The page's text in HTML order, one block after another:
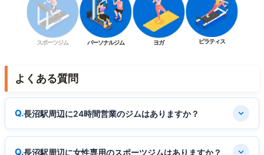
スポーツジム パーソナルジム ヨガ ピラティス
よくある質問
長沼駅周辺に24時間営業のジムはありますか？
長沼駅周辺に女性専用のスポーツジムはありますか？